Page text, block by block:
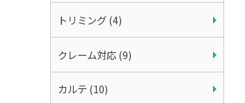
トリミング (4)
クレーム対応 (9)
カルテ (10)